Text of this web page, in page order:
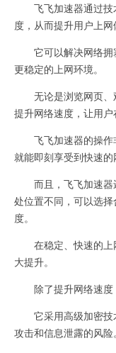
飞飞加速器通过技
度，从而提升用户上网
它可以解决网络拥
更稳定的上网环境。
无论是浏览网页、
提升网络速度，让用户
飞飞加速器的操作
就能即刻享受到快速的
而且，飞飞加速器
处位置不同，可以选
度。
在稳定、快速的上
大提升。
除了提升网络速度
它采用高级加密技
攻击和信息泄露的风险。